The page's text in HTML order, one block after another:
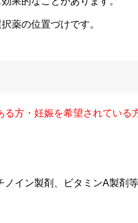
薬の位置づけです。
方・妊娠を希望されている
ノイン製剤、ビタミンA製剤